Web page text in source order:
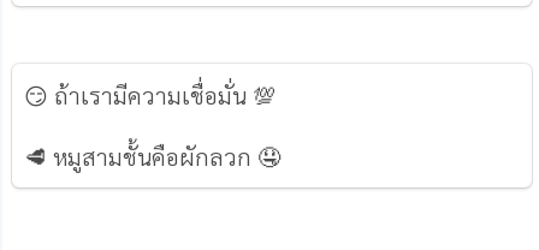
😏 ถ้าเรามีความเชื่อมั่น 💯
🥩 หมูสามชั้นคือผักลวก 🤤